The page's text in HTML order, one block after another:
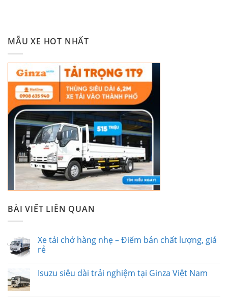
MẪU XE HOT NHẤT
BÀI VIẾT LIÊN QUAN
Xe tải chở hàng nhẹ – Điểm bán chất lượng, giá
rẻ
Isuzu siêu dài trải nghiệm tại Ginza Việt Nam